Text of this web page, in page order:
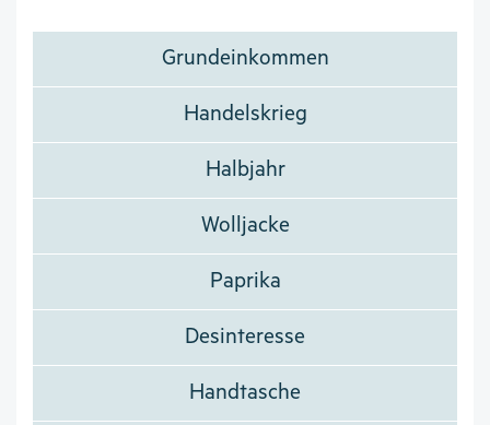
Grundeinkommen
Handelskrieg
Halbjahr
Wolljacke
Paprika
Desinteresse
Handtasche